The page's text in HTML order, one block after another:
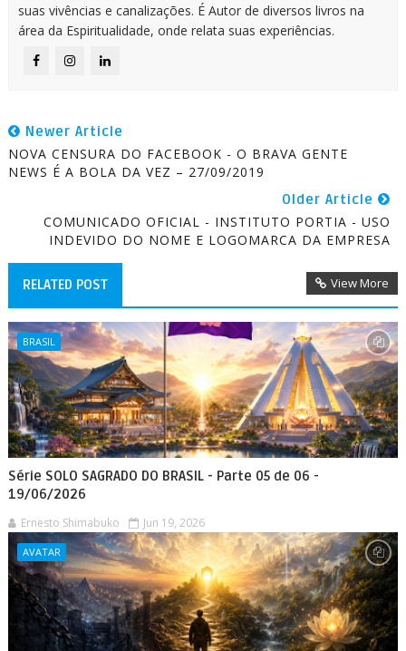
suas vivências e canalizações. É Autor de diversos livros na
área da Espiritualidade, onde relata suas experiências.
Newer Article
NOVA CENSURA DO FACEBOOK - O BRAVA GENTE
NEWS É A BOLA DA VEZ – 27/09/2019
Older Article
COMUNICADO OFICIAL - INSTITUTO PORTIA - USO
INDEVIDO DO NOME E LOGOMARCA DA EMPRESA
RELATED POST View More
BRASIL
Série SOLO SAGRADO DO BRASIL - Parte 05 de 06 -
19/06/2026
Ernesto Shimabuko Jun 19, 2026
AVATAR